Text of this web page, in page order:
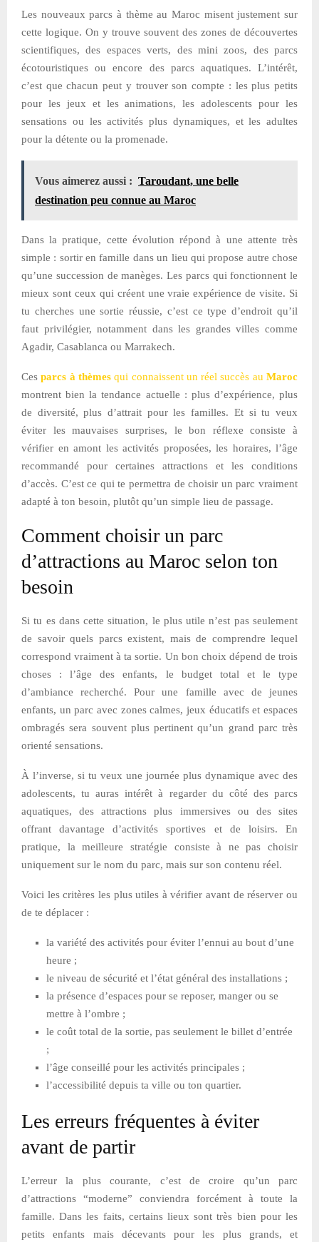
Les nouveaux parcs à thème au Maroc misent justement sur
cette logique. On y trouve souvent des zones de découvertes
scientifiques, des espaces verts, des mini zoos, des parcs
écotouristiques ou encore des parcs aquatiques. L’intérêt,
c’est que chacun peut y trouver son compte : les plus petits
pour les jeux et les animations, les adolescents pour les
sensations ou les activités plus dynamiques, et les adultes
pour la détente ou la promenade.
Vous aimerez aussi : Taroudant, une belle
destination peu connue au Maroc
Dans la pratique, cette évolution répond à une attente très
simple : sortir en famille dans un lieu qui propose autre chose
qu’une succession de manèges. Les parcs qui fonctionnent le
mieux sont ceux qui créent une vraie expérience de visite. Si
tu cherches une sortie réussie, c’est ce type d’endroit qu’il
faut privilégier, notamment dans les grandes villes comme
Agadir, Casablanca ou Marrakech.
Cesparcs à thèmesqui connaissent un réel succès auMaroc
montrent bien la tendance actuelle : plus d’expérience, plus
de diversité, plus d’attrait pour les familles. Et si tu veux
éviter les mauvaises surprises, le bon réflexe consiste à
vérifier en amont les activités proposées, les horaires, l’âge
recommandé pour certaines attractions et les conditions
d’accès. C’est ce qui te permettra de choisir un parc vraiment
adapté à ton besoin, plutôt qu’un simple lieu de passage.
Comment choisir un parc
d’attractions au Maroc selon ton
besoin
Si tu es dans cette situation, le plus utile n’est pas seulement
de savoir quels parcs existent, mais de comprendre lequel
correspond vraiment à ta sortie. Un bon choix dépend de trois
choses : l’âge des enfants, le budget total et le type
d’ambiance recherché. Pour une famille avec de jeunes
enfants, un parc avec zones calmes, jeux éducatifs et espaces
ombragés sera souvent plus pertinent qu’un grand parc très
orienté sensations.
À l’inverse, si tu veux une journée plus dynamique avec des
adolescents, tu auras intérêt à regarder du côté des parcs
aquatiques, des attractions plus immersives ou des sites
offrant davantage d’activités sportives et de loisirs. En
pratique, la meilleure stratégie consiste à ne pas choisir
uniquement sur le nom du parc, mais sur son contenu réel.
Voici les critères les plus utiles à vérifier avant de réserver ou
de te déplacer :
la variété des activités pour éviter l’ennui au bout d’une
heure ;
le niveau de sécurité et l’état général des installations ;
la présence d’espaces pour se reposer, manger ou se
mettre à l’ombre ;
le coût total de la sortie, pas seulement le billet d’entrée
;
l’âge conseillé pour les activités principales ;
l’accessibilité depuis ta ville ou ton quartier.
Les erreurs fréquentes à éviter
avant de partir
L’erreur la plus courante, c’est de croire qu’un parc
d’attractions “moderne” conviendra forcément à toute la
famille. Dans les faits, certains lieux sont très bien pour les
petits enfants mais décevants pour les plus grands, et